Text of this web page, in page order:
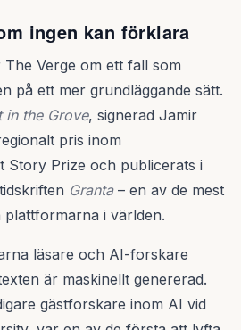
ingen kan förklara
Verge om ett fall som
på ett mer grundläggande sätt.
in the Grove, signerad Jamir
pris inom
Story Prize och publicerats i
Granta– en av de mest
i världen.
läsare och AI-forskare
är maskinellt genererad.
gästforskare inom AI vid